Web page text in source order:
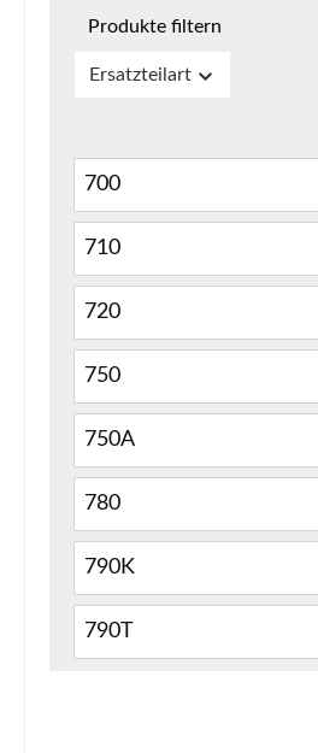
Produkte filtern
Ersatzteilart
700
710
720
750
750A
780
790K
790T